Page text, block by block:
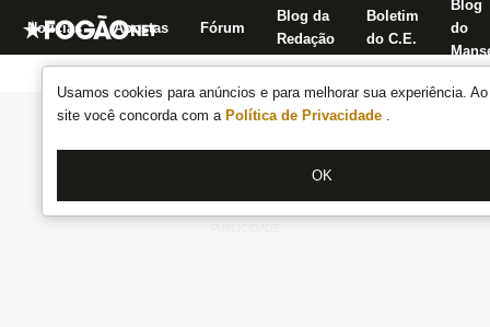
Usamos cookies para anúncios e para melhorar sua experiência.
site você concorda com a Política de Privacidade .
OK
Notícias Apostas Fórum
Blog da
Redação
Boletim
do C.E.
Blog
do